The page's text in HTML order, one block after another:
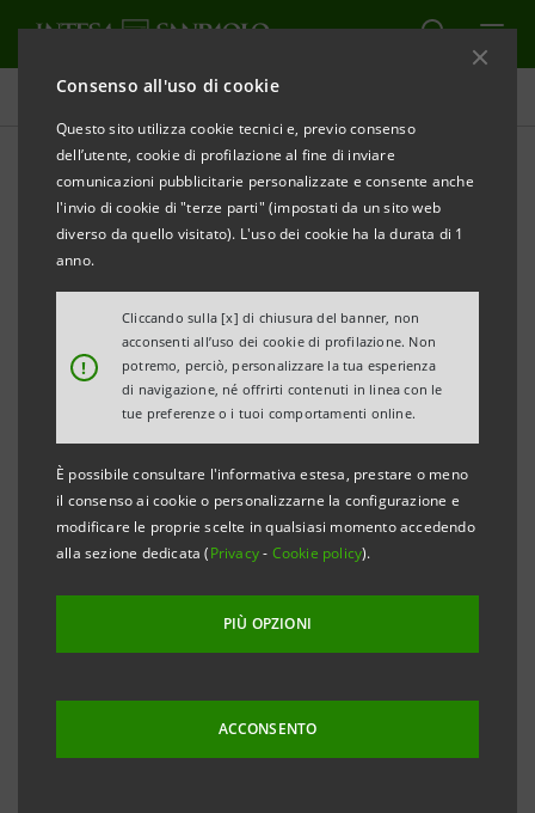
Consenso all'uso di cookie
Questo sito utilizza cookie tecnici e, previo consenso
dell’utente, cookie di profilazione al fine di inviare
comunicazioni pubblicitarie personalizzate e consente anche
l'invio di cookie di "terze parti" (impostati da un sito web
diverso da quello visitato). L'uso dei cookie ha la durata di 1
anno.
!
Cliccando sulla [x] di chiusura del banner, non
acconsenti all’uso dei cookie di profilazione. Non
potremo, perciò, personalizzare la tua esperienza
di navigazione, né offrirti contenuti in linea con le
tue preferenze o i tuoi comportamenti online.
È possibile consultare l'informativa estesa, prestare o meno
il consenso ai cookie o personalizzarne la configurazione e
modificare le proprie scelte in qualsiasi momento accedendo
alla sezione dedicata (Privacy- Cookie policy).
PIÙ OPZIONI
ACCONSENTO
Tutti i progetti
CULTURA
Miart 2026: Fiera
Internazionale d’Arte a
Milano